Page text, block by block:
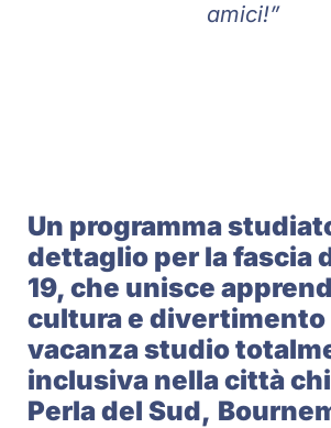
amici!”
Un programma
dettaglio per la fascia
19, che unisce
cultura e divertimento
vacanza studio
inclusiva nella città
Perla del Sud,